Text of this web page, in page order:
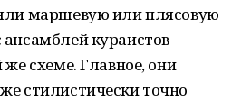
маршевую или плясовую
кураистов
схеме. Главное, они
стилистически точно